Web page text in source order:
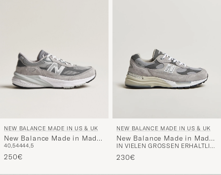
NEW BALANCE MADE IN US & UK
New Balance Made in Made
In USA 990v6 Sneakers Grey
40,54444,5
250€
NEW BALANCE MADE IN US & UK
New Balance Made in Made
In USA 992 Sneakers Grey IN VIELEN GRÖSSEN ERHÄLTLICH
230€